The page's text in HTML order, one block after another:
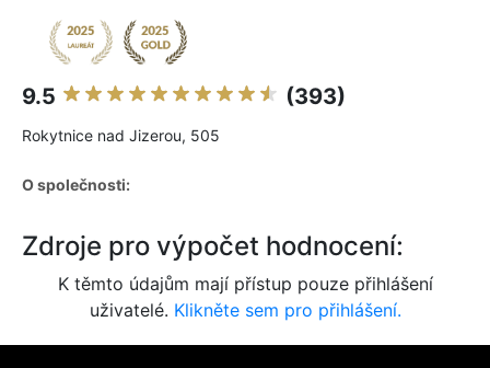
9.5 (393)
Rokytnice nad Jizerou, 505
O společnosti:
Zdroje pro výpočet hodnocení:
K těmto údajům mají přístup pouze přihlášení
uživatelé. Klikněte sem pro přihlášení.